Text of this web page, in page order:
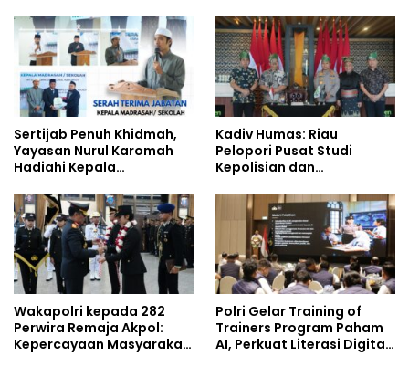
Studi Kepolisian
Era Digital
Sertijab Penuh Khidmah,
Yayasan Nurul Karomah
Hadiahi Kepala
Umrah
Kadiv Humas: Riau
Pelopori Pusat Studi
Kepolisian dan
Policing Masuki Babak
Wakapolri kepada 282
Perwira Remaja Akpol:
Kepercayaan Masyarakat
Polri Gelar Training of
Trainers Program Paham
AI, Perkuat Literasi Digital